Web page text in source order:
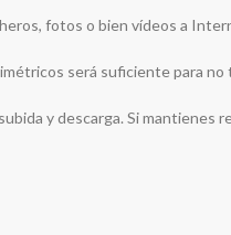
fotos o bien vídeos a
será suficiente para
y descarga. Si mantienes